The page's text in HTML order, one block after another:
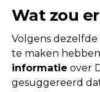
Wat zou
Volgens
te maken
informatie over
gesuggereerd